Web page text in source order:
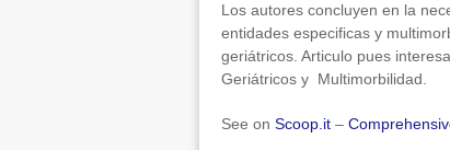
Los autores concluyen en la
entidades especificas y
geriátricos. Articulo pues
Geriátricos y Multimorbilidad.
See on Scoop.it –